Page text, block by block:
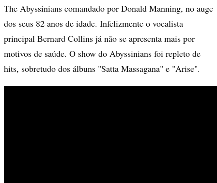
The Abyssinians comandado por Donald Manning, no auge
dos seus 82 anos de idade. Infelizmente o vocalista
principal Bernard Collins já não se apresenta mais por
motivos de saúde. O show do Abyssinians foi repleto de
hits, sobretudo dos álbuns "Satta Massagana" e "Arise".